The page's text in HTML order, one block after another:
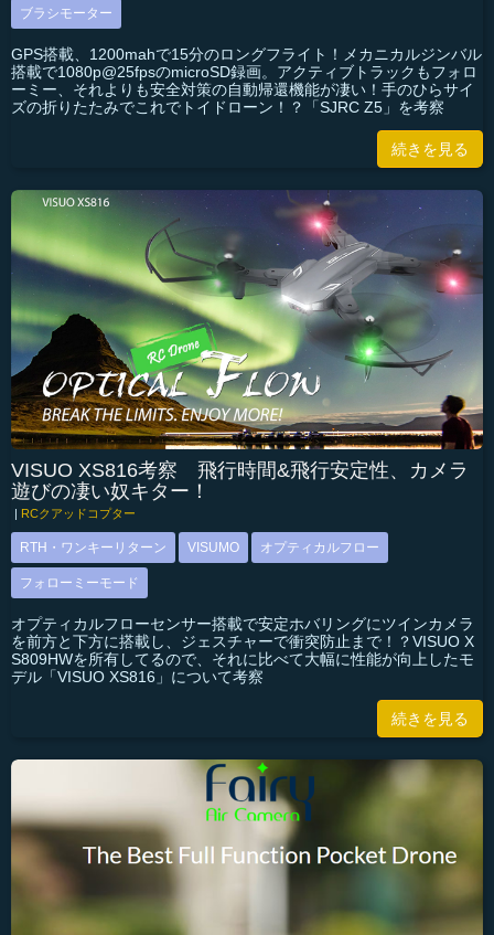
ブラシモーター
GPS搭載、1200mahで15分のロングフライト！メカニカルジンバル
搭載で1080p@25fpsのmicroSD録画。アクティブトラックもフォロ
ーミー、それよりも安全対策の自動帰還機能が凄い！手のひらサイ
ズの折りたたみでこれでトイドローン！？「SJRC Z5」を考察
続きを見る
VISUO XS816考察 飛行時間&飛行安定性、カメラ
遊びの凄い奴キター！
| RCクアッドコプター
RTH・ワンキーリターン VISUMO オプティカルフロー
フォローミーモード
オプティカルフローセンサー搭載で安定ホバリングにツインカメラ
を前方と下方に搭載し、ジェスチャーで衝突防止まで！？VISUO X
S809HWを所有してるので、それに比べて大幅に性能が向上したモ
デル「VISUO XS816」について考察
続きを見る